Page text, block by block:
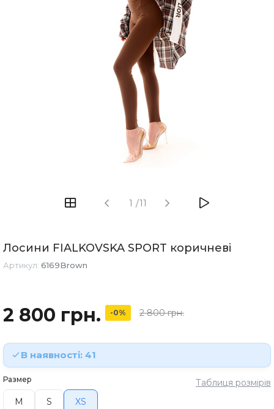
1 /11
Лосини FIALKOVSKA SPORT коричневі
Артикул: 6169Brown
2 800 грн. -0% 2 800 грн.
В наявності: 41
Размер
M S XS
Таблиця розмірів